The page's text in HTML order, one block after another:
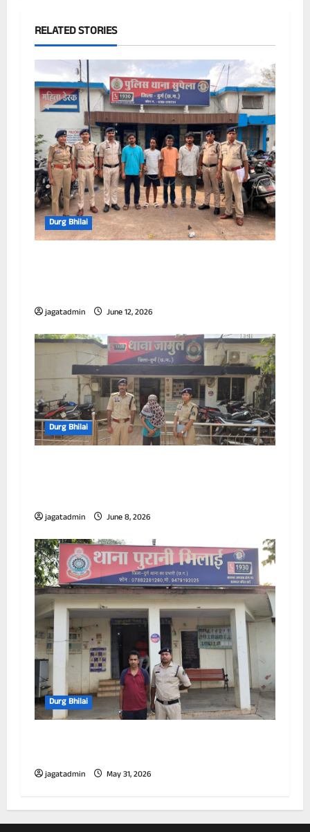
RELATED STORIES
Durg Bhilai
jagatadmin June 12, 2026
Durg Bhilai
jagatadmin June 8, 2026
Durg Bhilai
jagatadmin May 31, 2026